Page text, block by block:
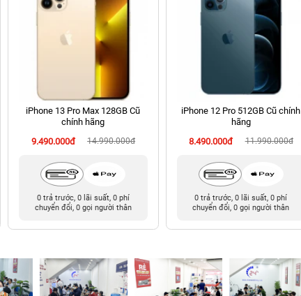
iPhone 13 Pro Max 128GB Cũ
chính hãng
9.490.000đ
14.990.000đ
0 trả trước, 0 lãi suất, 0 phí
chuyển đổi, 0 gọi người thân
iPhone 12 Pro 512GB Cũ chính
hãng
8.490.000đ
11.990.000đ
0 trả trước, 0 lãi suất, 0 phí
chuyển đổi, 0 gọi người thân